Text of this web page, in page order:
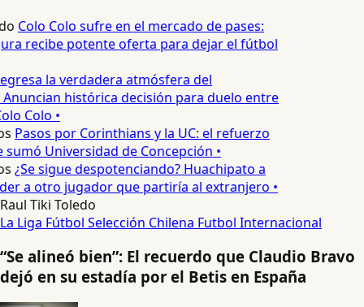
Colo Colo sufre en el mercado de pases:
recibe potente oferta para dejar el fútbol
la verdadera atmósfera del
histórica decisión para duelo entre
Colo •
Pasos por Corinthians y la UC: el refuerzo
Universidad de Concepción •
¿Se sigue despotenciando? Huachipato a
a otro jugador que partiría al extranjero •
Raul Tiki Toledo
La Liga Fútbol Selección Chilena Futbol Internacional
“Se alineó bien”: El recuerdo que Claudio Bravo
dejó en su estadía por el Betis en España